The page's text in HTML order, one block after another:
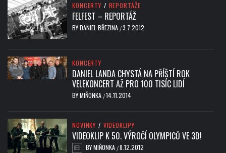
KONCERTY / REPORTÁŽE
FELFEST – REPORTÁŽ
BYDANIEL BŘEZINA /3.7.2012
KONCERTY
DANIEL LANDA CHYSTÁ NA PŘÍŠTÍ ROK
VELEKONCERT AŽ PRO 100 TISÍC LIDÍ
BYMIŇONKA /14.11.2014
NOVINKY / VIDEOKLIPY
VIDEOKLIP K 50. VÝROČÍ OLYMPICŮ VE 3D!
BYMIŇONKA /8.12.2012